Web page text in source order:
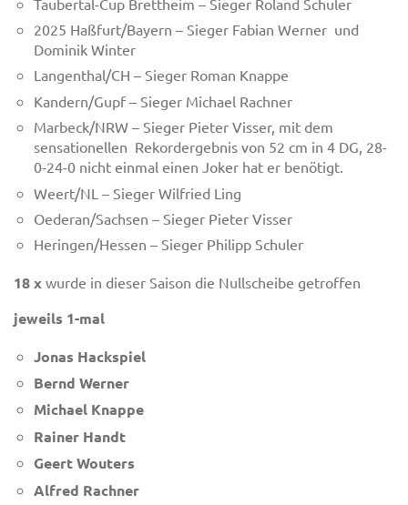
2025 Haßfurt/Bayern – Sieger Fabian Werner und
Dominik Winter
Langenthal/CH – Sieger Roman Knappe
Kandern/Gupf – Sieger Michael Rachner
Marbeck/NRW – Sieger Pieter Visser, mit dem
sensationellen Rekordergebnis von 52 cm in 4 DG, 28-
0-24-0 nicht einmal einen Joker hat er benötigt.
Weert/NL – Sieger Wilfried Ling
Oederan/Sachsen – Sieger Pieter Visser
Heringen/Hessen – Sieger Philipp Schuler
18 x wurde in dieser Saison die Nullscheibe getroffen
jeweils 1-mal
Jonas Hackspiel
Bernd Werner
Michael Knappe
Rainer Handt
Geert Wouters
Alfred Rachner